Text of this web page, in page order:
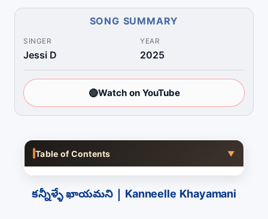
SONG SUMMARY
SINGER
Jessi D
YEAR
2025
🔴Watch on YouTube
Table of Contents ▼
కన్నీళ్ళే ఖాయమని | Kanneelle Khayamani